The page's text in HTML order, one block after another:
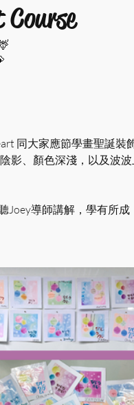
同大家應節學畫聖誕裝
影、顏色深淺，以及波
Joey導師講解，學有所